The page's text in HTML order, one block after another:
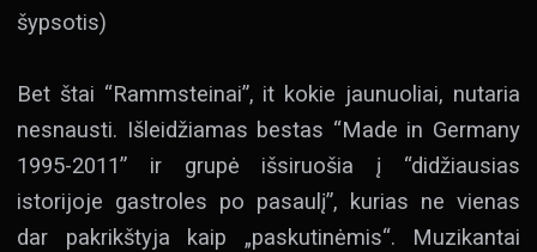
šypsotis)
Bet štai “Rammsteinai”, it kokie jaunuoliai, nutaria
nesnausti. Išleidžiamas bestas “Made in Germany
1995-2011” ir grupė išsiruošia į “didžiausias
istorijoje gastroles po pasaulį”, kurias ne vienas
dar pakrikštyja kaip „paskutinėmis“. Muzikantai